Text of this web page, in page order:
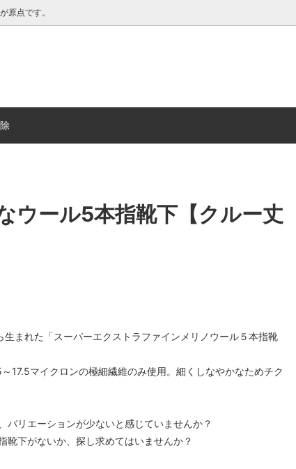
原点です。
い靴下」シリーズ 「エコロジー靴下」シ
ウール5本指靴下【クルー丈
まれた「スーパーエクストラファインメリノウール５本指靴
17.5マイクロンの極細繊維のみ使用。細くしなやかなためチク
リエーションが少ないと感じていませんか？
靴下がないか、探し求めてはいませんか？